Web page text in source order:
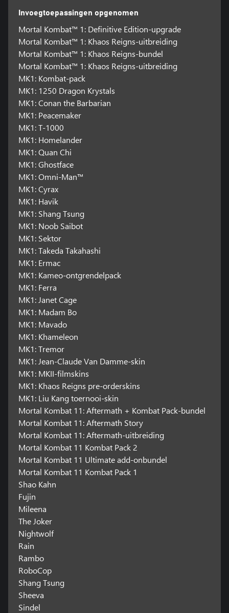
Invoegtoepassingen opgenomen
Mortal Kombat™ 1: Definitive Edition-upgrade
Mortal Kombat™ 1: Khaos Reigns-uitbreiding
Mortal Kombat™ 1: Khaos Reigns-bundel
Mortal Kombat™ 1: Khaos Reigns-uitbreiding
MK1: Kombat-pack
MK1: 1250 Dragon Krystals
MK1: Conan the Barbarian
MK1: Peacemaker
MK1: T-1000
MK1: Homelander
MK1: Quan Chi
MK1: Ghostface
MK1: Omni-Man™
MK1: Cyrax
MK1: Havik
MK1: Shang Tsung
MK1: Noob Saibot
MK1: Sektor
MK1: Takeda Takahashi
MK1: Ermac
MK1: Kameo-ontgrendelpack
MK1: Ferra
MK1: Janet Cage
MK1: Madam Bo
MK1: Mavado
MK1: Khameleon
MK1: Tremor
MK1: Jean-Claude Van Damme-skin
MK1: MKII-filmskins
MK1: Khaos Reigns pre-orderskins
MK1: Liu Kang toernooi-skin
Mortal Kombat 11: Aftermath + Kombat Pack-bundel
Mortal Kombat 11: Aftermath Story
Mortal Kombat 11: Aftermath-uitbreiding
Mortal Kombat 11 Kombat Pack 2
Mortal Kombat 11 Ultimate add-onbundel
Mortal Kombat 11 Kombat Pack 1
Shao Kahn
Fujin
Mileena
The Joker
Nightwolf
Rain
Rambo
RoboCop
Shang Tsung
Sheeva
Sindel